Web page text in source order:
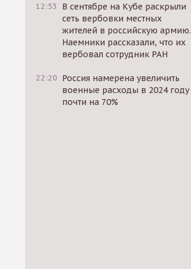
12:53
В сентябре на Кубе раскрыли
сеть вербовки местных
жителей в российскую армию.
Наемники рассказали, что их
вербовал сотрудник РАН
22:20 Россия намерена увеличить
военные расходы в 2024 году
почти на 70%